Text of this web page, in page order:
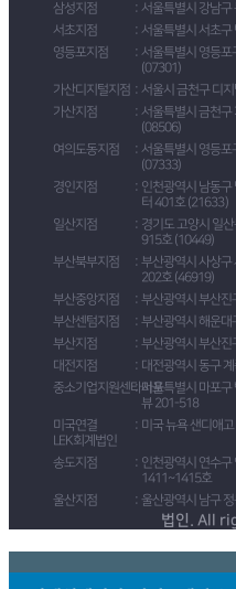
삼성지점
서울특별시 강남
서초지점
서울특별시 서초
영등포지점
서울특별시 영등
(07301)
가산디지털지점
서울시 금천구 디
가산지점
서울특별시 금천
(08506)
여의도동지점
서울특별시 영등
(07333)
경인지점
인천광역시 남동
터 401호 (21633)
일산지점
경기도 고양시 일
915호 (10449)
부산북부지점
부산광역시 사상구
202호 (46919)
부산중앙지점
부산광역시 부산
부산센텀지점
부산광역시 해운
부산지점
부산광역시 부산
대전지점
대전광역시 동구
중소기업지원센타마포서울특별시 마포구
뷰 201-518
미국연결
LEK회계법인
미국 뉴욕 샌디애
송도지점
인천광역시 연수
1411~1415호
울산지점
울산광역시 남구
법인. All